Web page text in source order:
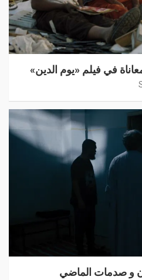
في فيلم «يوم الدين»
و صدمات الماضي